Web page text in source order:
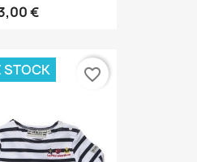
€
STOCK favorite_border